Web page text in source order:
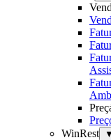
WinRest
▼